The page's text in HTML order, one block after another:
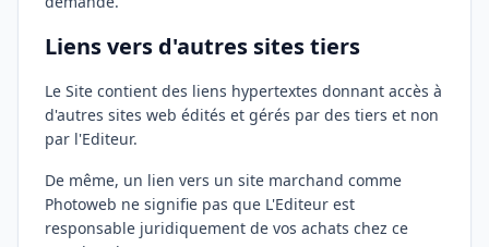
Liens vers d'autres sites tiers
Le Site contient des liens hypertextes donnant accès à
d'autres sites web édités et gérés par des tiers et non
par l'Editeur.
De même, un lien vers un site marchand comme
Photoweb ne signifie pas que L'Editeur est
responsable juridiquement de vos achats chez ce